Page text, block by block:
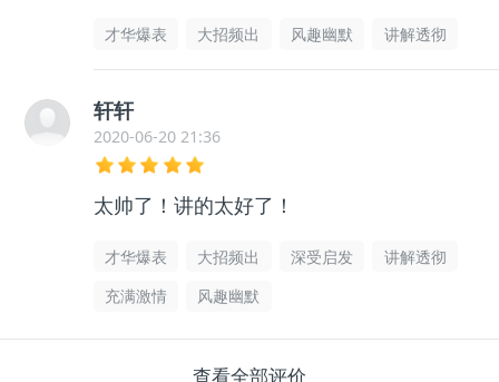
才华爆表 大招频出 风趣幽默 讲解透彻
轩轩
2020-06-20 21:36
太帅了！讲的太好了！
才华爆表 大招频出 深受启发
讲解透彻
充满激情
风趣幽默
查看全部评价